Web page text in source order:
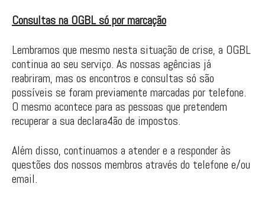
Consultas na OGBL só por marcação
Lembramos que mesmo nesta situação de crise, a OGBL
continua ao seu serviço. As nossas agências já
reabriram, mas os encontros e consultas só são
possíveis se foram previamente marcadas por telefone.
O mesmo acontece para as pessoas que pretendem
recuperar a sua declara4ão de impostos.
Além disso, continuamos a atender e a responder às
questões dos nossos membros através do telefone e/ou
email.